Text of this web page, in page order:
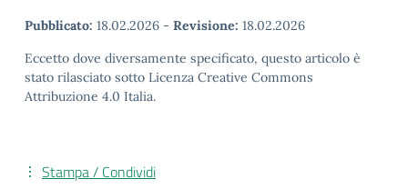
Pubblicato: 18.02.2026 - Revisione: 18.02.2026
Eccetto dove diversamente specificato, questo articolo è
stato rilasciato sotto Licenza Creative Commons
Attribuzione 4.0 Italia.
Stampa / Condividi